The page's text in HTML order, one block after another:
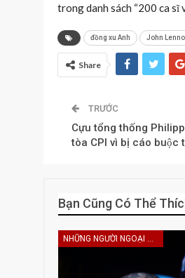
trong danh sách “200 ca sĩ
đồng xu Anh John
Share
TRƯỚC
Cựu tổng thống
tòa CPI vì bị cáo buộc
Bạn Cũng Có Thể
NHỮNG NGƯỜI NGOẠI HẠNG